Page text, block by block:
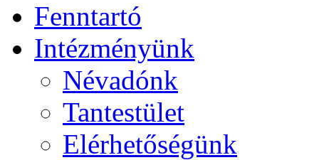
Fenntartó
Intézményünk
Névadónk
Tantestület
Elérhetőségünk